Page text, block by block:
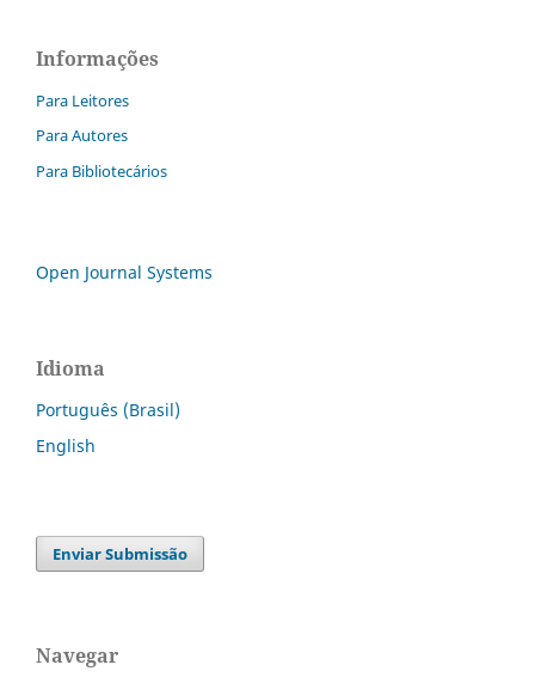
Informações
Para Leitores
Para Autores
Para Bibliotecários
Open Journal Systems
Idioma
Português (Brasil)
English
Enviar Submissão
Navegar